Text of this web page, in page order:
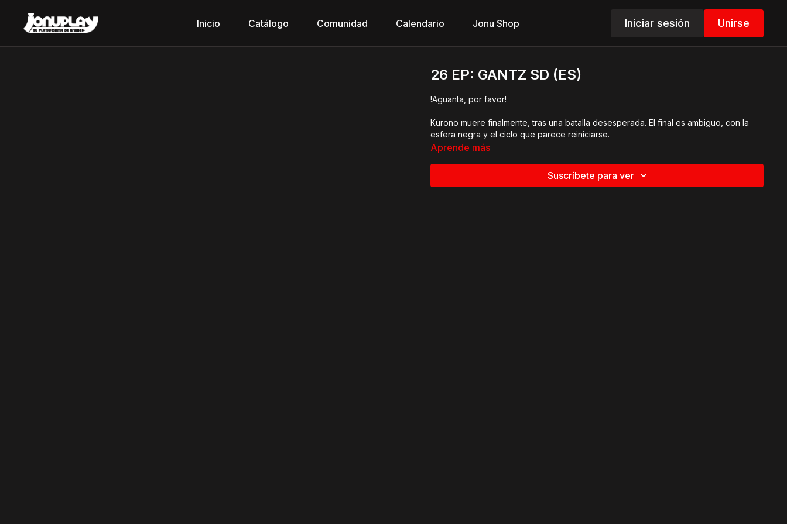
Inicio Catálogo Comunidad Calendario Jonu Shop Iniciar sesión Unirse
26 EP: GANTZ SD (ES)
!Aguanta, por favor!
Kurono muere finalmente, tras una batalla desesperada. El final es ambiguo, con la
esfera negra y el ciclo que parece reiniciarse.
Aprende más
Suscríbete para ver